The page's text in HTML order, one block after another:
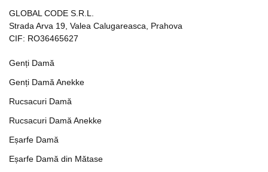
GLOBAL CODE S.R.L.
Strada Arva 19, Valea Calugareasca, Prahova
CIF: RO36465627
Genți Damă
Genți Damă Anekke
Rucsacuri Damă
Rucsacuri Damă Anekke
Eșarfe Damă
Eșarfe Damă din Mătase